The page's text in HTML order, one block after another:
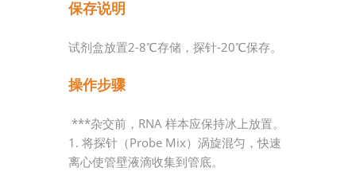
保存说明
试剂盒放置2-8℃存储，探针-20℃保存。
操作步骤
***杂交前，RNA 样本应保持冰上放置。
1. 将探针（Probe Mix）涡旋混匀，快速
离心使管壁液滴收集到管底。